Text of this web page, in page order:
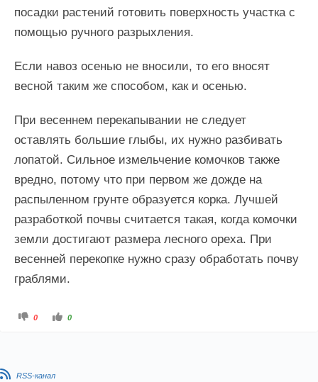
посадки растений готовить поверхность участка с
помощью ручного разрыхления.
Если навоз осенью не вносили, то его вносят
весной таким же способом, как и осенью.
При весеннем перекапывании не следует
оставлять большие глыбы, их нужно разбивать
лопатой. Сильное измельчение комочков также
вредно, потому что при первом же дожде на
распыленном грунте образуется корка. Лучшей
разработкой почвы считается такая, когда комочки
земли достигают размера лесного opеxa. При
весенней перекопке нужно сразу обработать почву
граблями.
Г
е
0
Г 0
RSS-канал